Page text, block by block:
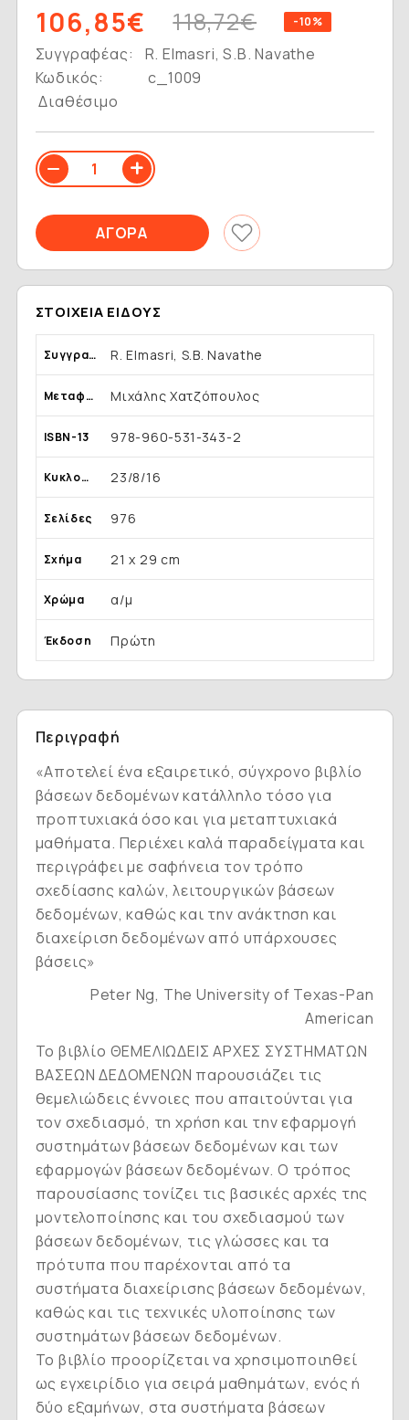
106,85€ 118,72€ -10%
Συγγραφέας:
R. Elmasri, S.B. Navathe
Κωδικός:
c_1009
Διαθέσιμο
ΣΤΟΙΧΕΊΑ ΕΊΔΟΥΣ
Συγγραφέας R. Elmasri, S.B. Navathe
Μεταφραστής Μιχάλης Χατζόπουλος
ISBN-13 978-960-531-343-2
Κυκλοφορία 23/8/16
Σελίδες 976
Σχήμα 21 x 29 cm
Χρώμα α/μ
Έκδοση Πρώτη
Περιγραφή
«Αποτελεί ένα εξαιρετικό, σύγχρονο βιβλίο
βάσεων δεδομένων κατάλληλο τόσο για
προπτυχιακά όσο και για μεταπτυχιακά
μαθήματα. Περιέχει καλά παραδείγματα και
περιγράφει με σαφήνεια τον τρόπο
σχεδίασης καλών, λειτουργικών βάσεων
δεδομένων, καθώς και την ανάκτηση και
διαχείριση δεδομένων από υπάρχουσες
βάσεις»
Peter Ng, The University of Texas-Pan
American
Το βιβλίο ΘΕΜΕΛΙΩΔΕΙΣ ΑΡΧΕΣ ΣΥΣΤΗΜΑΤΩΝ
ΒΑΣΕΩΝ ΔΕΔΟΜΕΝΩΝ παρουσιάζει τις
θεμελιώδεις έννοιες που απαιτούνται για
τον σχεδιασμό, τη χρήση και την εφαρμογή
συστημάτων βάσεων δεδομένων και των
εφαρμογών βάσεων δεδομένων. Ο τρόπος
παρουσίασης τονίζει τις βασικές αρχές της
μοντελοποίησης και του σχεδιασμού των
βάσεων δεδομένων, τις γλώσσες και τα
πρότυπα που παρέχονται από τα
συστήματα διαχείρισης βάσεων δεδομένων,
καθώς και τις τεχνικές υλοποίησης των
συστημάτων βάσεων δεδομένων.
Το βιβλίο προορίζεται να χρησιμοποιηθεί
ως εγχειρίδιο για σειρά μαθημάτων, ενός ή
δύο εξαμήνων, στα συστήματα βάσεων